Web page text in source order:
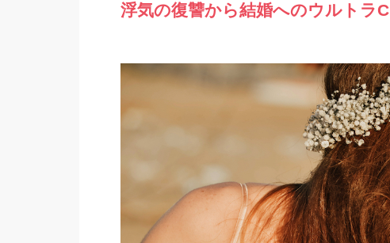
浮気の復讐から結婚へのウルトラC